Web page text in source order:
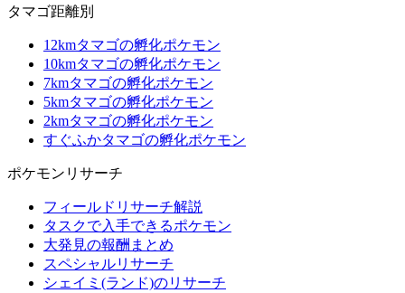
タマゴ距離別
12kmタマゴの孵化ポケモン
10kmタマゴの孵化ポケモン
7kmタマゴの孵化ポケモン
5kmタマゴの孵化ポケモン
2kmタマゴの孵化ポケモン
すぐふかタマゴの孵化ポケモン
ポケモンリサーチ
フィールドリサーチ解説
タスクで入手できるポケモン
大発見の報酬まとめ
スペシャルリサーチ
シェイミ(ランド)のリサーチ